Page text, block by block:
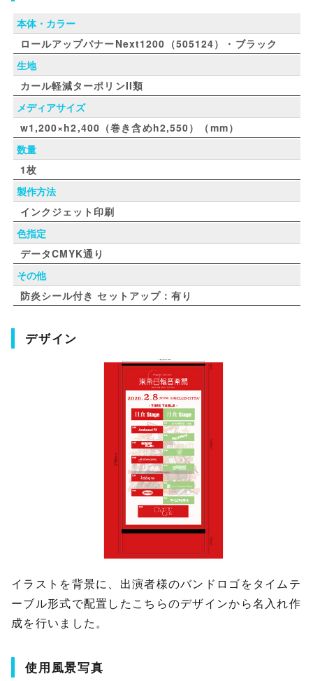
本体・カラー
ロールアップバナーNext1200（505124）・ブラック
生地
カール軽減ターポリンII類
メディアサイズ
w1,200×h2,400（巻き含めh2,550）（mm）
数量
1枚
製作方法
インクジェット印刷
色指定
データCMYK通り
その他
防炎シール付き セットアップ：有り
デザイン
イラストを背景に、出演者様のバンドロゴをタイムテ
ーブル形式で配置したこちらのデザインから名入れ作
成を行いました。
使用風景写真